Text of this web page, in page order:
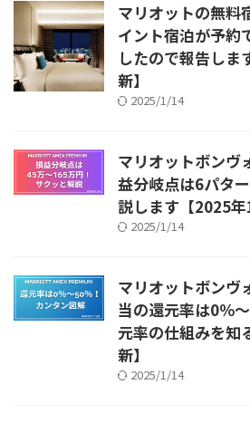
マリオットの無料
イント宿泊が予約
したので報告しま
新】
2025/1/14
マリオットボンヴ
益分岐点は6パタ
説します【2025年
2025/1/14
マリオットボンヴ
当の還元率は0％
元率の仕組みを知
新】
2025/1/14